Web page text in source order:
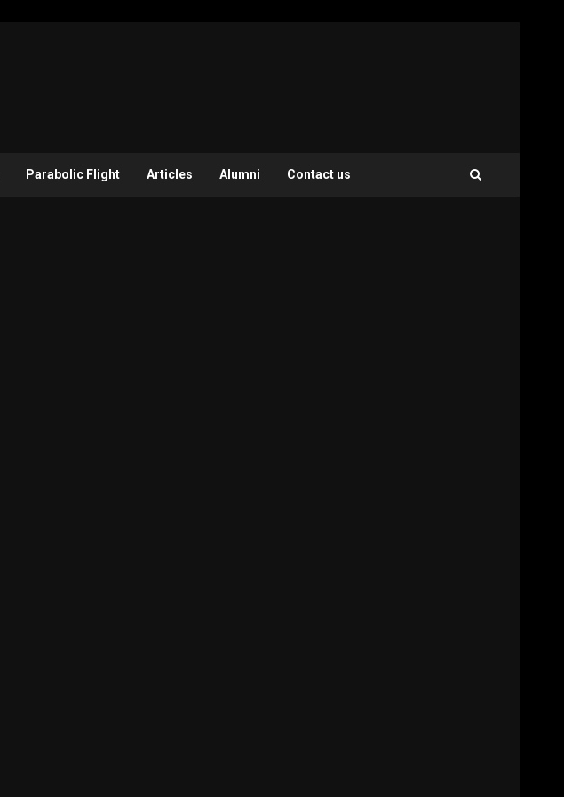
Parabolic Flight Articles Alumni Contact us